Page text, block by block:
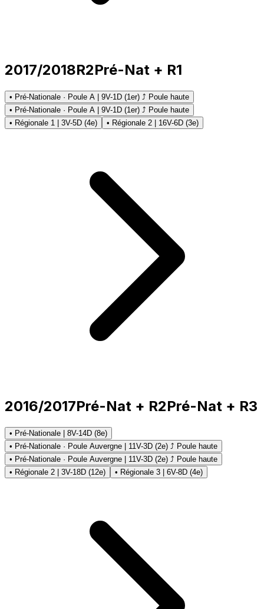
2017/2018R2Pré-Nat + R1
• Pré-Nationale · Poule A | 9V-1D (1er) ⤴ Poule haute
• Pré-Nationale · Poule A | 9V-1D (1er) ⤴ Poule haute
• Régionale 1 | 3V-5D (4e)
• Régionale 2 | 16V-6D (3e)
2016/2017Pré-Nat + R2Pré-Nat + R3
• Pré-Nationale | 8V-14D (8e)
• Pré-Nationale · Poule Auvergne | 11V-3D (2e) ⤴ Poule haute
• Pré-Nationale · Poule Auvergne | 11V-3D (2e) ⤴ Poule haute
• Régionale 2 | 3V-18D (12e)
• Régionale 3 | 6V-8D (4e)